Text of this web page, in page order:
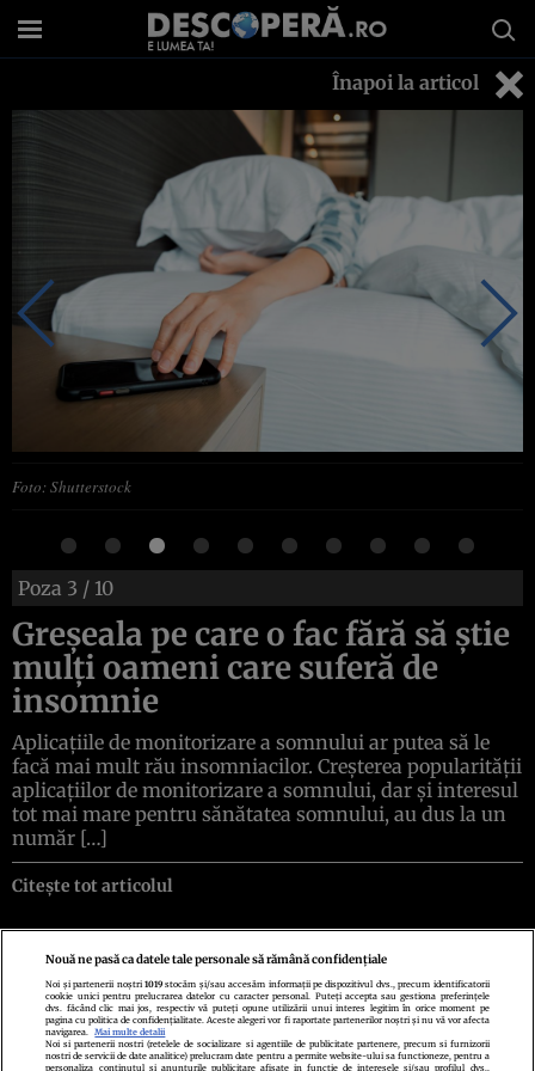
Înapoi la articol
Foto: Shutterstock
Poza 3 / 10
Greșeala pe care o fac fără să știe
mulți oameni care suferă de
insomnie
Aplicațiile de monitorizare a somnului ar putea să le
facă mai mult rău insomniacilor. Creșterea popularității
aplicațiilor de monitorizare a somnului, dar și interesul
tot mai mare pentru sănătatea somnului, au dus la un
număr […]
Citește tot articolul
Politica de confidenţialitatePolitica de cookiesTermeni şi condiţii
Echipa redacționalăContactSetări Cookies
Nouă ne pasă ca datele tale personale să rămână confidențiale
Noi și partenerii noștri1019 stocăm și/sau accesăm informații pe dispozitivul dvs., precum identificatorii
cookie unici pentru prelucrarea datelor cu caracter personal. Puteți accepta sau gestiona preferințele
dvs. făcând clic mai jos, respectiv vă puteți opune utilizării unui interes legitim în orice moment pe
pagina cu politica de confidențialitate. Aceste alegeri vor fi raportate partenerilor noștri și nu vă vor afecta
navigarea.
Mai multe detalii
Noi si partenerii nostri (retelele de socializare si agentiile de publicitate partenere, precum si furnizorii
nostri de servicii de date analitice) prelucram date pentru a permite website-ului sa functioneze, pentru a
personaliza continutul si anunturile publicitare afisate in functie de interesele si/sau profilul dvs.,